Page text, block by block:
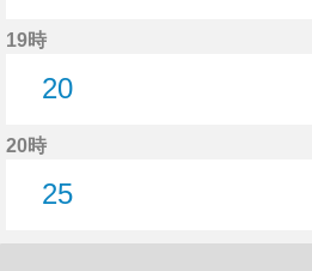
19時
20
20時
25